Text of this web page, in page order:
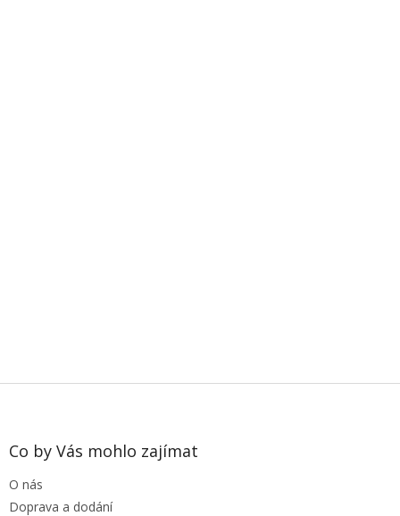
Z
Co by Vás mohlo zajímat
O nás
Doprava a dodání